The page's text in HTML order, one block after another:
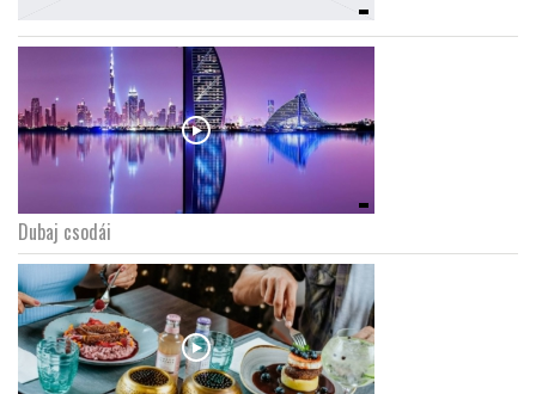
Dubaj csodái